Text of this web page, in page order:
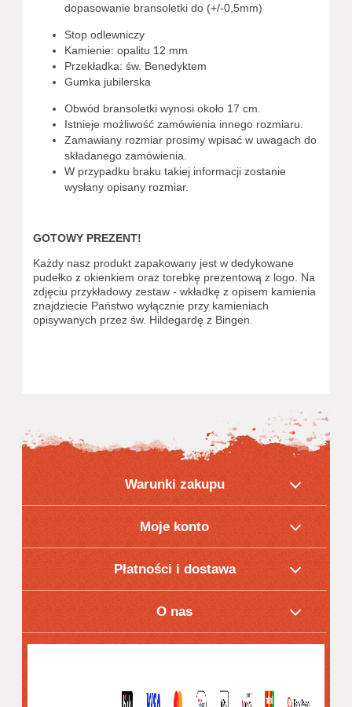
dopasowanie bransoletki do (+/-0,5mm)
Stop odlewniczy
Kamienie: opalitu 12 mm
Przekładka: św. Benedyktem
Gumka jubilerska
Obwód bransoletki wynosi około 17 cm.
Istnieje możliwość zamówienia innego rozmiaru.
Zamawiany rozmiar prosimy wpisać w uwagach do
składanego zamówienia.
W przypadku braku takiej informacji zostanie
wysłany opisany rozmiar.
GOTOWY PREZENT!
Każdy nasz produkt zapakowany jest w dedykowane
pudełko z okienkiem oraz torebkę prezentową z logo. Na
zdjęciu przykładowy zestaw - wkładkę z opisem kamienia
znajdziecie Państwo wyłącznie przy kamieniach
opisywanych przez św. Hildegardę z Bingen.
Warunki zakupu
Moje konto
Płatności i dostawa
O nas